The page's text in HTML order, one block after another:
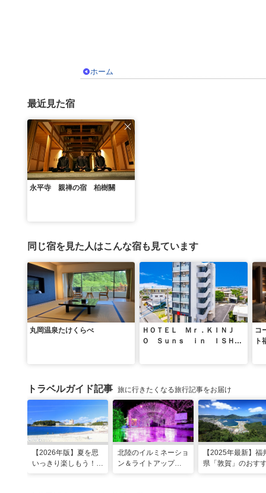
ホーム
最近見た宿
永平寺 親禅の宿 柏樹關
同じ宿を見た人はこんな宿も見ています
丸岡温泉たけくらべ
ＨＯＴＥＬ Ｍｒ．ＫＩＮＪ
Ｏ Ｓｕｎｓ ｉｎ ＩＳＨＩ
コ
ト
トラベルガイド記事 旅に行きたくなる旅行記事をお届け
【2026年版】夏を思
いっきり楽しもう！関
北陸のイルミネーショ
ン＆ライトアップ
【2025年最新】福
県「敦賀」のおす